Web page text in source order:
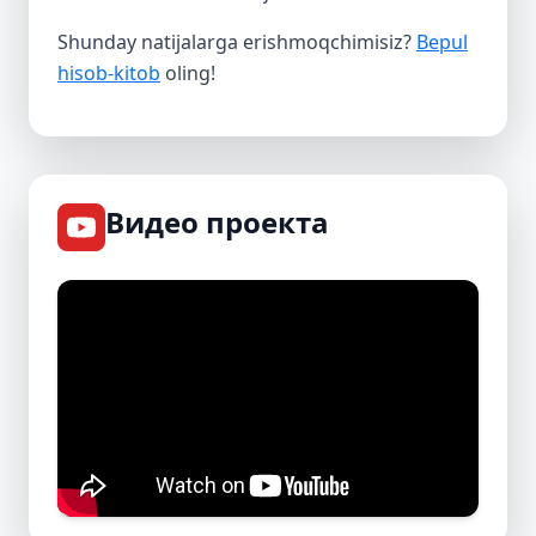
Shunday natijalarga erishmoqchimisiz? Bepul
hisob-kitob oling!
Видео проекта